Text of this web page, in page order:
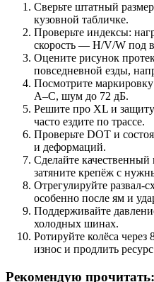
Сверьте штатный
кузовной табличке.
Проверьте индексы:
скорость — H/V/W под
Оцените рисунок
повседневной езды,
Посмотрите
A–C, шум до 72 дБ.
Решите про XL и защиту
часто ездите по трассе.
Проверьте DOT и
и деформаций.
Сделайте
затяните крепёж с
Отрегулируйте развал-
особенно после ям и
Поддерживайте
холодных шинах.
Ротируйте колёса
износ и продлить
Рекомендую прочитать: